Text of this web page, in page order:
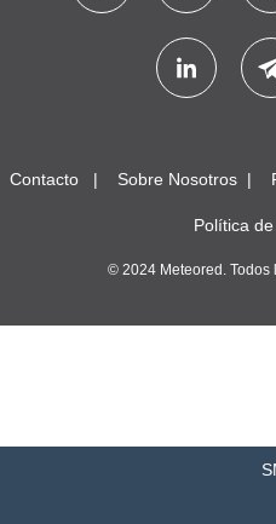
Contacto Sobre Nosotros
Política
© 2024 Meteored. Todos